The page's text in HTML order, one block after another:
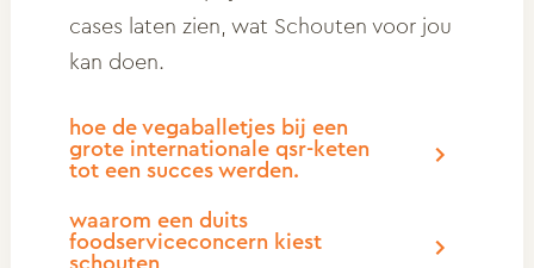
cases laten zien, wat Schouten voor jou
kan doen.
hoe de vegaballetjes bij een
grote internationale qsr-keten
tot een succes werden.
waarom een duits
foodserviceconcern kiest
schouten